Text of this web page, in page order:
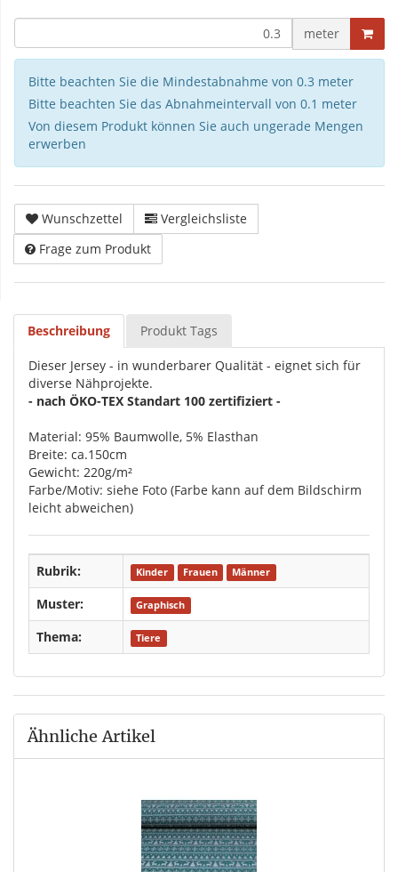
meter
Bitte beachten Sie die Mindestabnahme von 0.3 meter
Bitte beachten Sie das Abnahmeintervall von 0.1 meter
Von diesem Produkt können Sie auch ungerade Mengen
erwerben
Wunschzettel
Vergleichsliste
Frage zum Produkt
Beschreibung Produkt Tags
Dieser Jersey - in wunderbarer Qualität - eignet sich für
diverse Nähprojekte.
- nach ÖKO-TEX Standart 100 zertifiziert -
Material: 95% Baumwolle, 5% Elasthan
Breite: ca.150cm
Gewicht: 220g/m²
Farbe/Motiv: siehe Foto (Farbe kann auf dem Bildschirm
leicht abweichen)
Rubrik: Kinder Frauen Männer
Muster: Graphisch
Thema: Tiere
Ähnliche Artikel